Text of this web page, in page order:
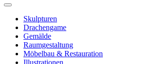
Skulpturen
Drachengame
Gemälde
Raumgestaltung
Möbelbau & Restauration
Illustrationen